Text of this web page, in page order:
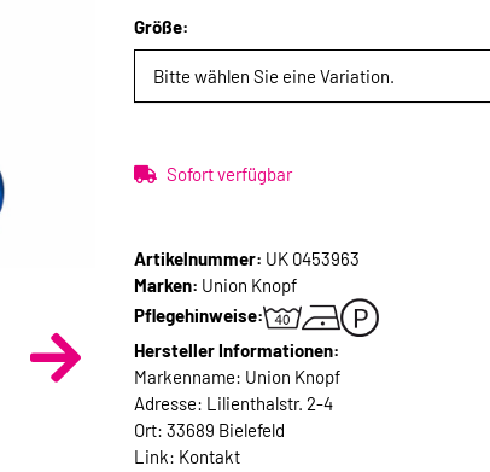
Größe:
Bitte wählen Sie eine Variation.
Sofort verfügbar
Artikelnummer: UK 0453963
Marken: Union Knopf
Pflegehinweise:
Hersteller Informationen:
Markenname: Union Knopf
Adresse: Lilienthalstr. 2-4
Ort: 33689 Bielefeld
Link: Kontakt